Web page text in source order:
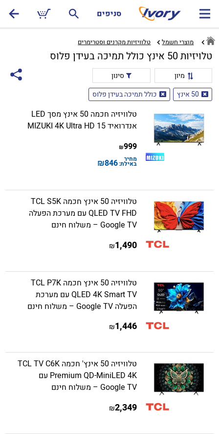
סניפים
מוצרי חשמל טלוויזיות מקרנים וסטרימרים‏
טלויזיות 50 אינץ כולל תמיכה בעידן פלוס
מיון
סינון
50 אינץ
כולל תמיכה בעידן פלוס
טלוויזיה חכמה 50 אינץ מסך LED
אנדרואיד 15 MIZUKI 4K Ultra HD
999
₪
מחיר
באילת:846
₪
טלוויזיה 50 אינץ חכמה TCL S5K
QLED TV FHD עם מערכת הפעלה
Google TV – משלוח חינם
1,490
₪
טלוויזיה 50 אינץ חכמה TCL P7K
QLED 4K Smart TV עם מערכת
הפעלה Google TV – משלוח חינם
1,446
₪
טלוויזיה 50 אינץ' חכמה TCL TV C6K
Premium QD-MiniLED 4K עם
Google TV – משלוח חינם
2,349
₪